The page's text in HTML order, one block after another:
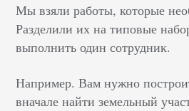
Мы взяли работы, которые
Разделили их на типовые
выполнить один сотрудник.
Например. Вам нужно
вначале найти земельный